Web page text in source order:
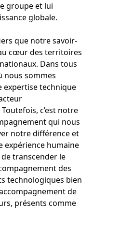
groupe et lui
globale.
que notre savoir-
cœur des territoires
Dans tous
nous sommes
expertise technique
c’est notre
qui nous
notre différence et
expérience humaine
transcender le
des
technologiques bien
de
présents comme